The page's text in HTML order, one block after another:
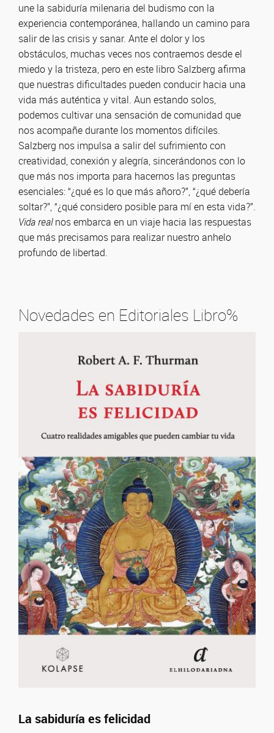
une la sabiduría milenaria del budismo con la
experiencia contemporánea, hallando un camino para
salir de las crisis y sanar. Ante el dolor y los
obstáculos, muchas veces nos contraemos desde el
miedo y la tristeza, pero en este libro Salzberg afirma
que nuestras dificultades pueden conducir hacia una
vida más auténtica y vital. Aun estando solos,
podemos cultivar una sensación de comunidad que
nos acompañe durante los momentos difíciles.
Salzberg nos impulsa a salir del sufrimiento con
creatividad, conexión y alegría, sincerándonos con lo
que más nos importa para hacernos las preguntas
esenciales: “¿qué es lo que más añoro?”, “¿qué debería
soltar?”, “¿qué considero posible para mí en esta vida?”.
Vida realnos embarca en un viaje hacia las respuestas
que más precisamos para realizar nuestro anhelo
profundo de libertad.
Novedades en Editoriales Libro%
La sabiduría es felicidad